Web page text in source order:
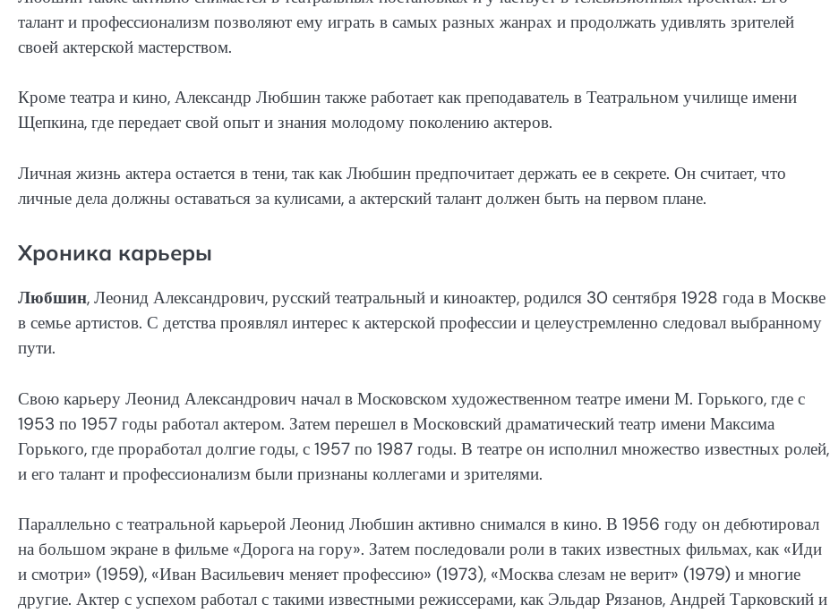
талант и профессионализм позволяют ему играть в самых разных жанрах и продолжать удивлять зрителей
своей актерской мастерством.
Кроме театра и кино, Александр Любшин также работает как преподаватель в Театральном училище имени
Щепкина, где передает свой опыт и знания молодому поколению актеров.
Личная жизнь актера остается в тени, так как Любшин предпочитает держать ее в секрете. Он считает, что
личные дела должны оставаться за кулисами, а актерский талант должен быть на первом плане.
Хроника карьеры
Любшин, Леонид Александрович, русский театральный и киноактер, родился 30 сентября 1928 года в Москве
в семье артистов. С детства проявлял интерес к актерской профессии и целеустремленно следовал выбранному
пути.
Свою карьеру Леонид Александрович начал в Московском художественном театре имени М. Горького, где с
1953 по 1957 годы работал актером. Затем перешел в Московский драматический театр имени Максима
Горького, где проработал долгие годы, с 1957 по 1987 годы. В театре он исполнил множество известных ролей,
и его талант и профессионализм были признаны коллегами и зрителями.
Параллельно с театральной карьерой Леонид Любшин активно снимался в кино. В 1956 году он дебютировал
на большом экране в фильме «Дорога на гору». Затем последовали роли в таких известных фильмах, как «Иди
и смотри» (1959), «Иван Васильевич меняет профессию» (1973), «Москва слезам не верит» (1979) и многие
другие. Актер с успехом работал с такими известными режиссерами, как Эльдар Рязанов, Андрей Тарковский и